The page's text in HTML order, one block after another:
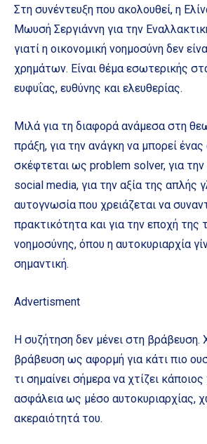
Στη συνέντευξη που ακολουθεί, η
Μωυσή Σεργιάννη για την
γιατί η οικονομική νοημοσύνη δεν
χρημάτων. Είναι θέμα εσωτερικής
ευφυΐας, ευθύνης και ελευθερίας.
Μιλά για τη διαφορά ανάμεσα στη
πράξη, για την ανάγκη να μπορεί
σκέφτεται ως problem solver, για
social media, για την αξία της απλής
αυτογνωσία που χρειάζεται να
πρακτικότητα και για την εποχή της
νοημοσύνης, όπου η αυτοκυριαρχία
σημαντική.
Advertisment
Η συζήτηση δεν μένει στη βράβευση.
βράβευση ως αφορμή για κάτι πιο
τι σημαίνει σήμερα να χτίζει
ασφάλεια ως μέσο αυτοκυριαρχίας,
ακεραιότητά του.